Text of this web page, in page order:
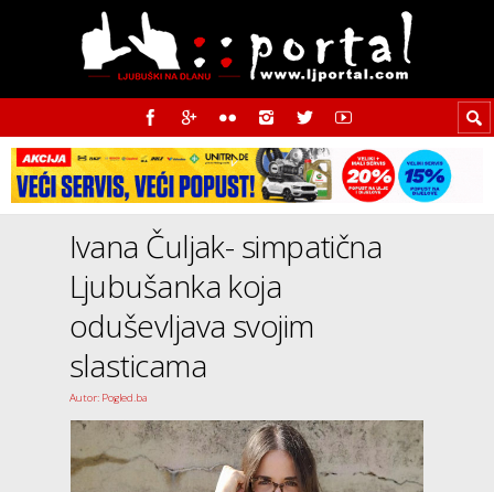
Ivana Čuljak- simpatična
Ljubušanka koja
oduševljava svojim
slasticama
Autor: Pogled.ba